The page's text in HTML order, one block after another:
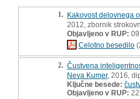
1. Kakovost delovnega
2012, zbornik
Objavljeno v RUP:
Celotno besedilo
2. Čustvena
Neva Kumer, 2016,
Ključne besede:
Objavljeno v RUP: